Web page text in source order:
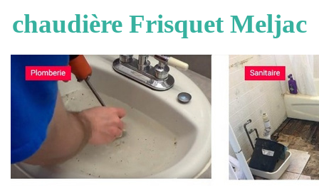
chaudière Frisquet Meljac